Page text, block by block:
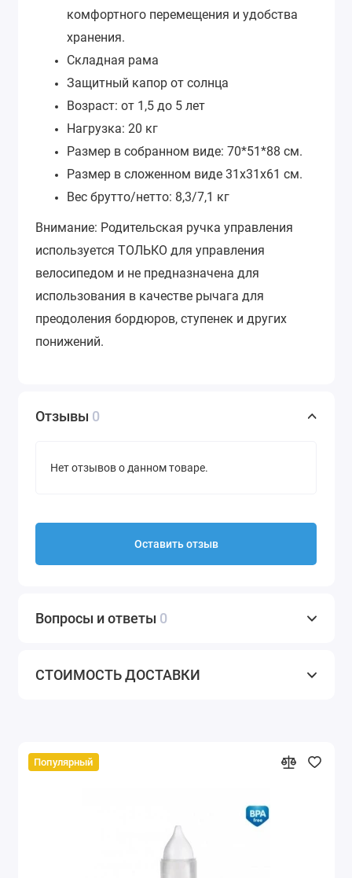
комфортного перемещения и удобства
хранения.
Складная рама
Защитный капор от солнца
Возраст: от 1,5 до 5 лет
Нагрузка: 20 кг
Размер в собранном виде: 70*51*88 см.
Размер в сложенном виде 31x31x61 см.
Вес брутто/нетто: 8,3/7,1 кг
Внимание: Родительская ручка управления
используется ТОЛЬКО для управления
велосипедом и не предназначена для
использования в качестве рычага для
преодоления бордюров, ступенек и других
понижений.
Отзывы 0
Нет отзывов о данном товаре.
Оставить отзыв
Вопросы и ответы 0
СТОИМОСТЬ ДОСТАВКИ
Популярный